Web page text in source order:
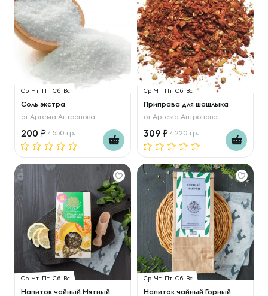
Ср Чт Пт Сб Вс
Соль экстра
от Артема Антропова
200 / 550 гр.
Ср Чт Пт Сб Вс
Приправа для шашлыка
от Артема Антропова
309 / 220 гр.
Ср Чт Пт Сб Вс
Напиток чайный Мятный
Ср Чт Пт Сб Вс
Напиток чайный Горный